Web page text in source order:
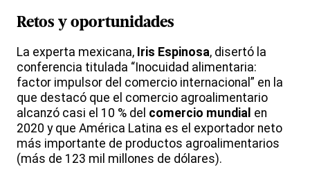
Retos y oportunidades
La experta mexicana, Iris Espinosa, disertó la
conferencia titulada “Inocuidad alimentaria:
factor impulsor del comercio internacional” en la
que destacó que el comercio agroalimentario
alcanzó casi el 10 % del comercio mundial en
2020 y que América Latina es el exportador neto
más importante de productos agroalimentarios
(más de 123 mil millones de dólares).